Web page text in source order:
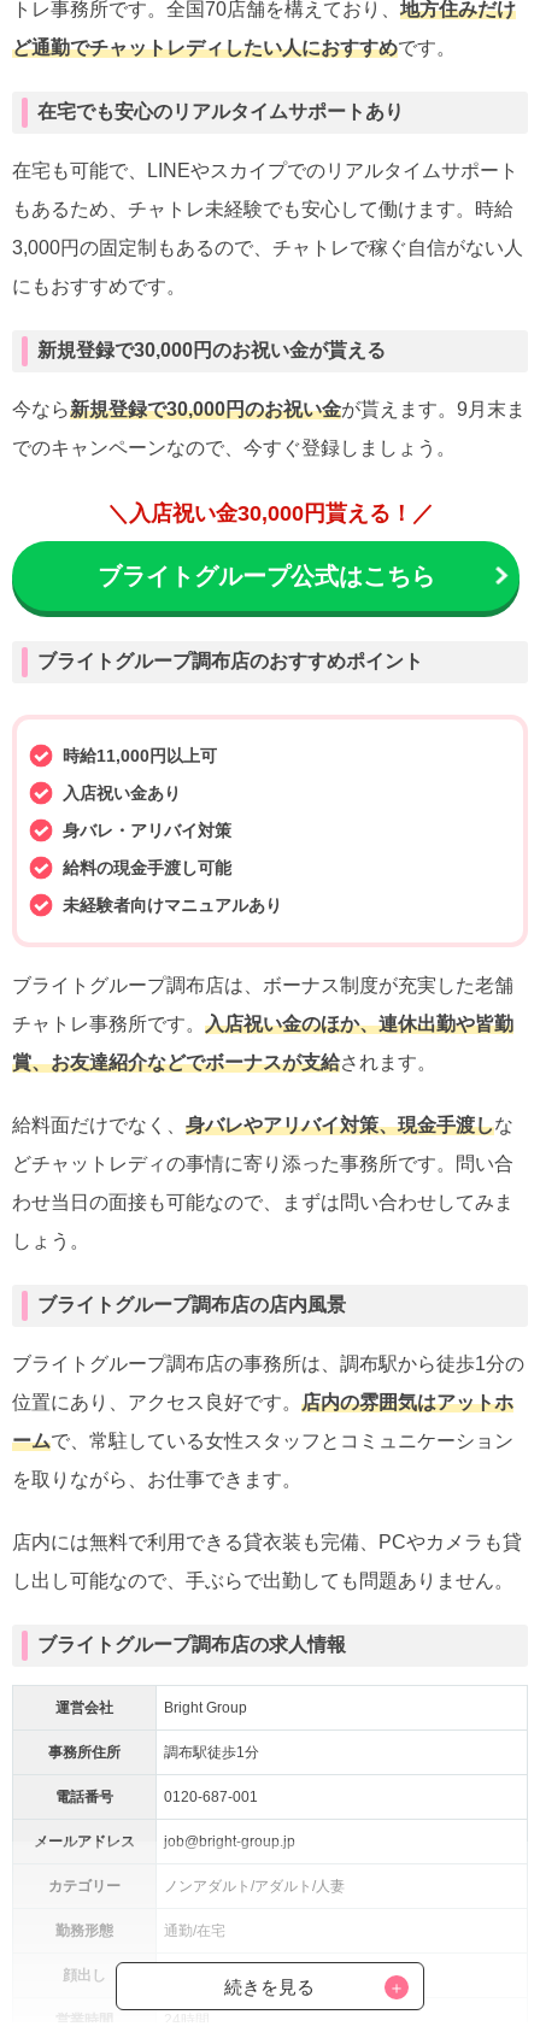
トレ事務所です。全国70店舗を構えており、 地方住みだけ
ど通勤でチャットレディしたい人におすすめです。
在宅でも安心のリアルタイムサポートあり
在宅も可能で、LINEやスカイプでのリアルタイムサポート
もあるため、チャトレ未経験でも安心して働けます。時給
3,000円の固定制もあるので、チャトレで稼ぐ自信がない人
にもおすすめです。
新規登録で30,000円のお祝い金が貰える
今なら新規登録で30,000円のお祝い金が貰えます。9月末ま
でのキャンペーンなので、今すぐ登録しましょう。
＼入店祝い金30,000円貰える！／
ブライトグループ公式はこちら
ブライトグループ調布店のおすすめポイント
時給11,000円以上可
入店祝い金あり
身バレ・アリバイ対策
給料の現金手渡し可能
未経験者向けマニュアルあり
ブライトグループ調布店は、ボーナス制度が充実した老舗
チャトレ事務所です。 入店祝い金のほか、連休出勤や皆勤
賞、お友達紹介などでボーナスが支給されます。
給料面だけでなく、 身バレやアリバイ対策、現金手渡しな
どチャットレディの事情に寄り添った事務所です。問い合
わせ当日の面接も可能なので、まずは問い合わせしてみま
しょう。
ブライトグループ調布店の店内風景
ブライトグループ調布店の事務所は、調布駅から徒歩1分の
位置にあり、アクセス良好です。 店内の雰囲気はアットホ
ームで、常駐している女性スタッフとコミュニケーション
を取りながら、お仕事できます。
店内には無料で利用できる貸衣装も完備、PCやカメラも貸
し出し可能なので、手ぶらで出勤しても問題ありません。
ブライトグループ調布店の求人情報
運営会社 Bright Group
事務所住所 調布駅徒歩1分
電話番号 0120-687-001
メールアドレス job@bright-group.jp
カテゴリー ノンアダルト/アダルト/人妻
勤務形態 通勤/在宅
顔出し
営業時間 24時間
続きを見る